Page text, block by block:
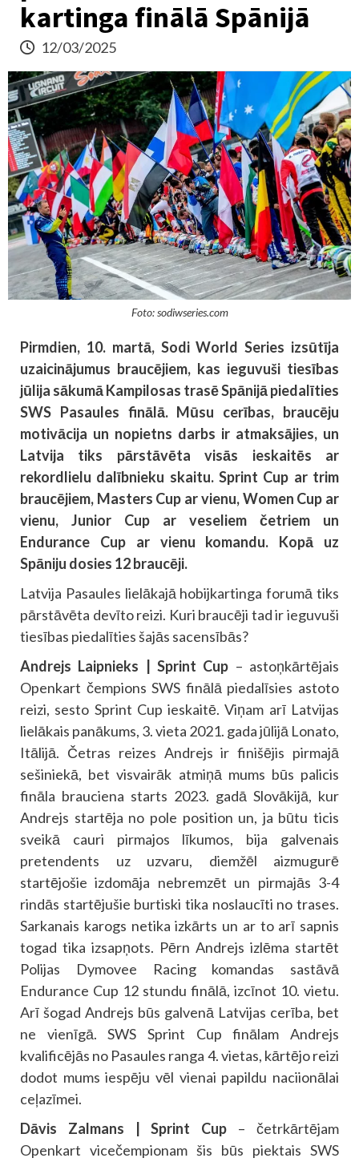
kartinga finālā Spānijā
12/03/2025
Foto: sodiwseries.com
Pirmdien, 10. martā, Sodi World Series izsūtīja
uzaicinājumus braucējiem, kas ieguvuši tiesības
jūlija sākumā Kampilosas trasē Spānijā piedalīties
SWS Pasaules finālā. Mūsu cerības, braucēju
motivācija un nopietns darbs ir atmaksājies, un
Latvija tiks pārstāvēta visās ieskaitēs ar
rekordlielu dalībnieku skaitu. Sprint Cup ar trim
braucējiem, Masters Cup ar vienu, Women Cup ar
vienu, Junior Cup ar veseliem četriem un
Endurance Cup ar vienu komandu. Kopā uz
Spāniju dosies 12 braucēji.
Latvija Pasaules lielākajā hobijkartinga forumā tiks
pārstāvēta devīto reizi. Kuri braucēji tad ir ieguvuši
tiesības piedalīties šajās sacensībās?
Andrejs Laipnieks | Sprint Cup – astoņkārtējais
Openkart čempions SWS finālā piedalīsies astoto
reizi, sesto Sprint Cup ieskaitē. Viņam arī Latvijas
lielākais panākums, 3. vieta 2021. gada jūlijā Lonato,
Itālijā. Četras reizes Andrejs ir finišējis pirmajā
sešiniekā, bet visvairāk atmiņā mums būs palicis
fināla brauciena starts 2023. gadā Slovākijā, kur
Andrejs startēja no pole position un, ja būtu ticis
sveikā cauri pirmajos līkumos, bija galvenais
pretendents uz uzvaru, diemžēl aizmugurē
startējošie izdomāja nebremzēt un pirmajās 3-4
rindās startējušie burtiski tika noslaucīti no trases.
Sarkanais karogs netika izkārts un ar to arī sapnis
togad tika izsapņots. Pērn Andrejs izlēma startēt
Polijas Dymovee Racing komandas sastāvā
Endurance Cup 12 stundu finālā, izcīnot 10. vietu.
Arī šogad Andrejs būs galvenā Latvijas cerība, bet
ne vienīgā. SWS Sprint Cup finālam Andrejs
kvalificējās no Pasaules ranga 4. vietas, kārtējo reizi
dodot mums iespēju vēl vienai papildu naciionālai
ceļazīmei.
Dāvis Zalmans | Sprint Cup – četrkārtējam
Openkart vicečempionam šis būs piektais SWS